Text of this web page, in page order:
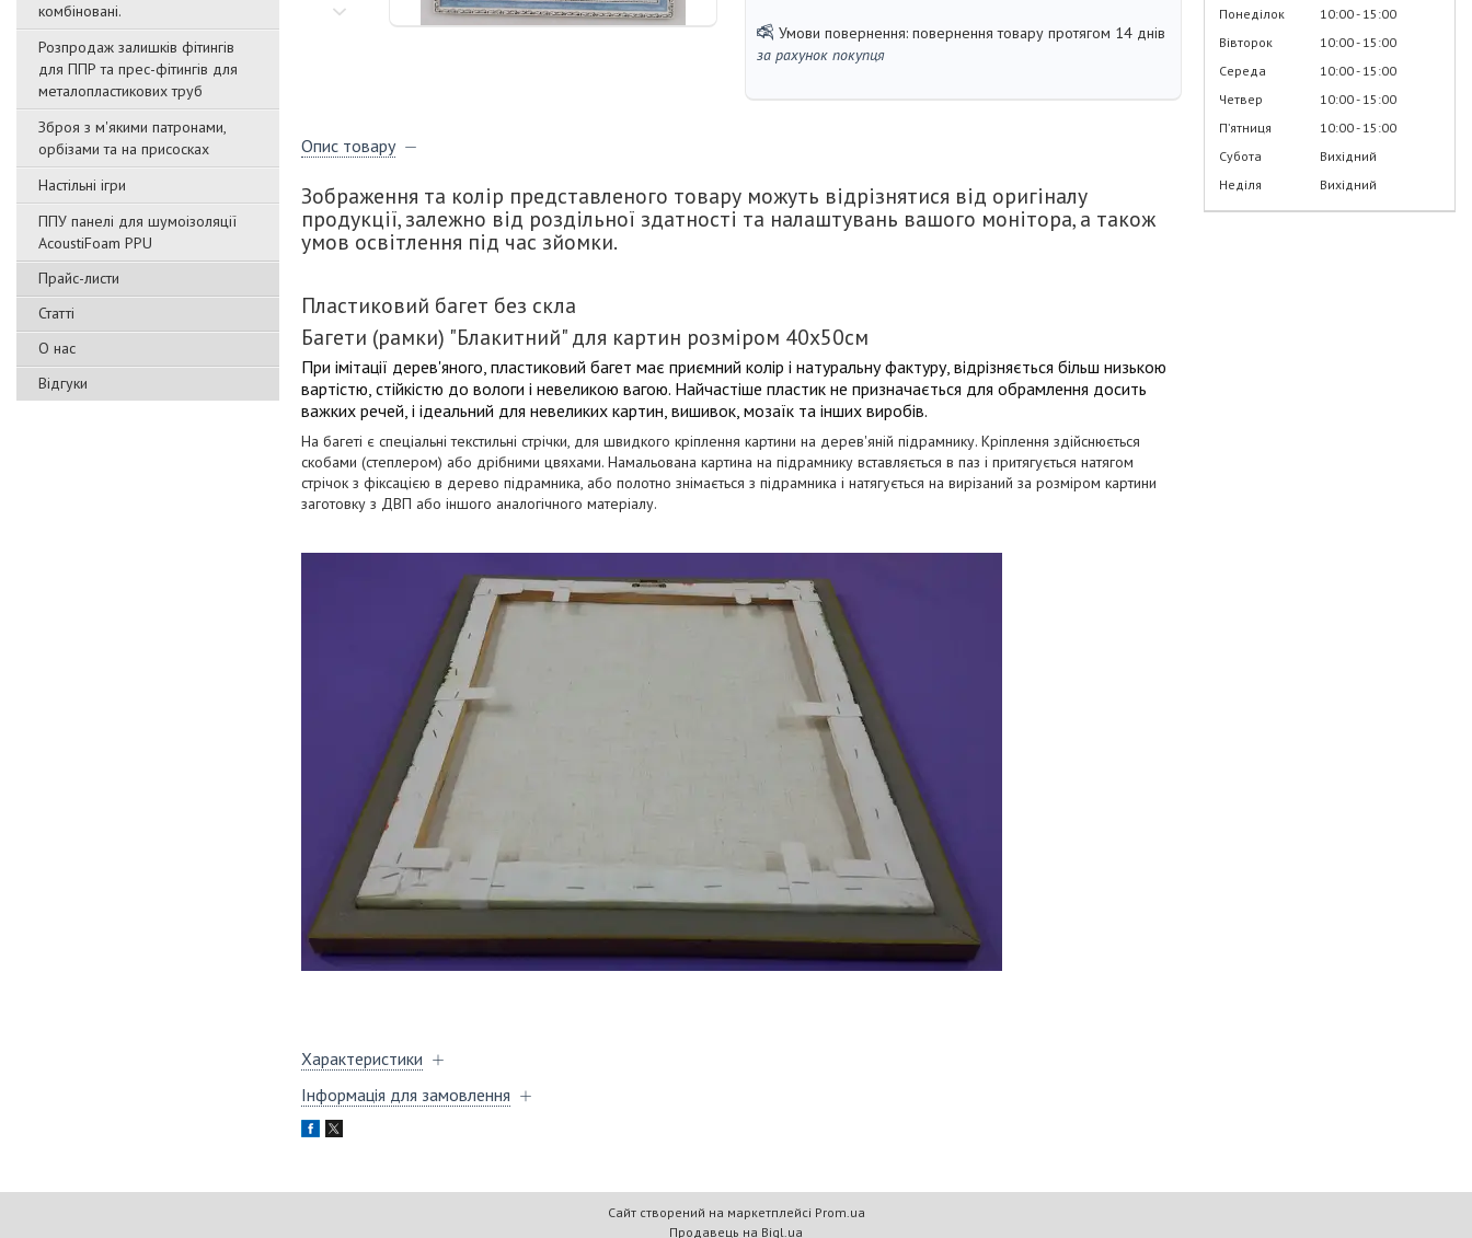
комбіновані.
Розпродаж залишків фітингів
для ППР та прес-фітингів для
металопластикових труб
Зброя з м'якими патронами,
орбізами та на присосках
Настільні ігри
ППУ панелі для шумоізоляції
AcoustiFoam PPU
Прайс-листи
Статті
О нас
Відгуки
повернення товару протягом 14 днів
за рахунок покупця
Опис товару
Зображення та колір представленого товару можуть відрізнятися від оригіналу
продукції, залежно від роздільної здатності та налаштувань вашого монітора, а також
умов освітлення під час зйомки.
Пластиковий багет без скла
Багети (рамки) "Блакитний" для картин розміром 40х50см
При імітації дерев'яного, пластиковий багет має приємний колір і натуральну фактуру, відрізняється більш низькою
вартістю, стійкістю до вологи і невеликою вагою. Найчастіше пластик не призначається для обрамлення досить
важких речей, і ідеальний для невеликих картин, вишивок, мозаїк та інших виробів.
На багеті є спеціальні текстильні стрічки, для швидкого кріплення картини на дерев'яній підрамнику. Кріплення здійснюється
скобами (степлером) або дрібними цвяхами. Намальована картина на підрамнику вставляється в паз і притягується натягом
стрічок з фіксацією в дерево підрамника, або полотно знімається з підрамника і натягується на вирізаний за розміром картини
заготовку з ДВП або іншого аналогічного матеріалу.
Характеристики
Інформація для замовлення
Понеділок 10:00 15:00
Вівторок
10:00 15:00
Середа
10:00 15:00
Четвер
10:00 15:00
Пʼятниця
10:00 15:00
Субота
Вихідний
Неділя
Вихідний
Сайт створений на маркетплейсі Prom.ua
Продавець на Bigl.ua